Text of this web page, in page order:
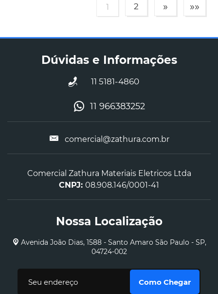
1 2 » »»
Dúvidas e Informações
11 5181-4860
11 966383252
comercial@zathura.com.br
Comercial Zathura Materiais Eletricos Ltda
CNPJ: 08.908.146/0001-41
Nossa Localização
Avenida João Dias, 1588 - Santo Amaro São Paulo - SP,
04724-002